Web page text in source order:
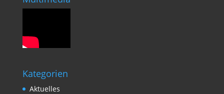
Kategorien
Aktuelles